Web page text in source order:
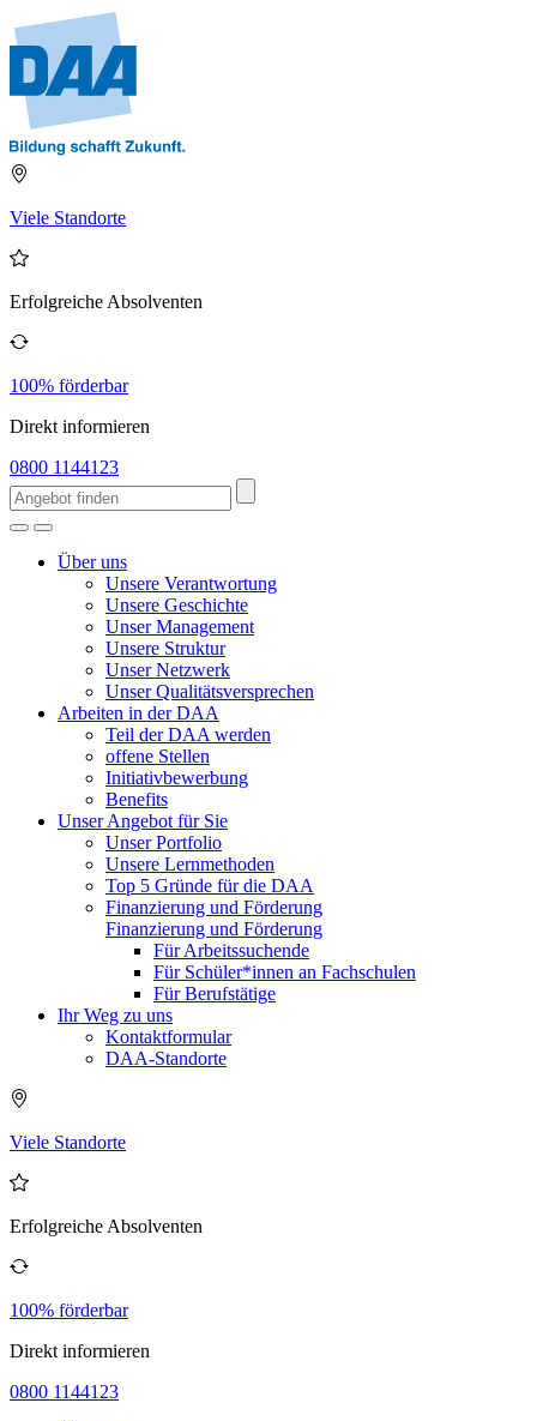
Viele Standorte
Erfolgreiche Absolventen
100% förderbar
Direkt informieren
0800 1144123
Über uns
Unsere Verantwortung
Unsere Geschichte
Unser Management
Unsere Struktur
Unser Netzwerk
Unser Qualitätsversprechen
Arbeiten in der DAA
Teil der DAA werden
offene Stellen
Initiativbewerbung
Benefits
Unser Angebot für Sie
Unser Portfolio
Unsere Lernmethoden
Top 5 Gründe für die DAA
Finanzierung und Förderung
Finanzierung und Förderung
Für Arbeitssuchende
Für Schüler*innen an Fachschulen
Für Berufstätige
Ihr Weg zu uns
Kontaktformular
DAA-Standorte
Viele Standorte
Erfolgreiche Absolventen
100% förderbar
Direkt informieren
0800 1144123